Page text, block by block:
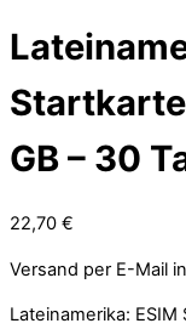
GB – 30
22,70 €
Versand per E-Mail
Lateinamerika: